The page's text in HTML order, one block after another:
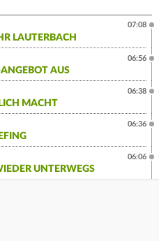
LAUTERBACH
07:08
AUS
06:56
MACHT
06:38
06:36
UNTERWEGS
06:06